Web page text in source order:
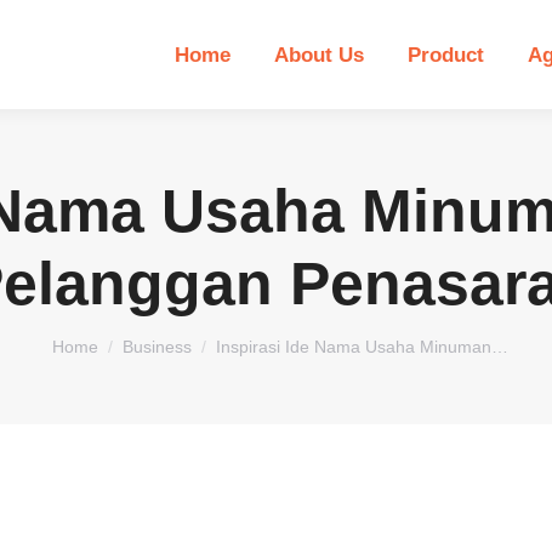
Home About Us Product
Usaha
You are here:
Home Business Inspirasi Ide Nama Usaha Minuman…